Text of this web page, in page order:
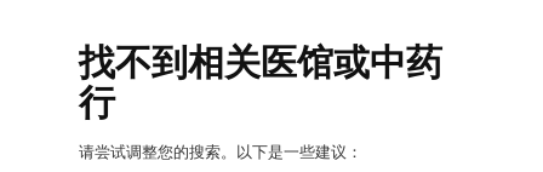
找不到相关医馆或中药
行
请尝试调整您的搜索。以下是一些建议：